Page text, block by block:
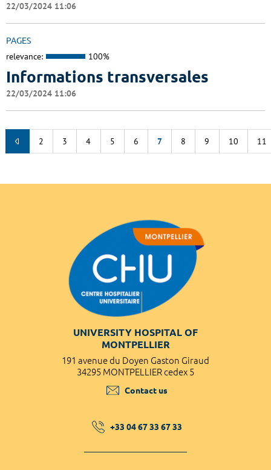
22/03/2024 11:06
PAGES
relevance: 100%
Informations transversales
22/03/2024 11:06
2 3 4 5 6 7 8 9 10 11
UNIVERSITY HOSPITAL OF
MONTPELLIER
191 avenue du Doyen Gaston Giraud
34295 MONTPELLIER cedex 5
Contact us
+33 04 67 33 67 33